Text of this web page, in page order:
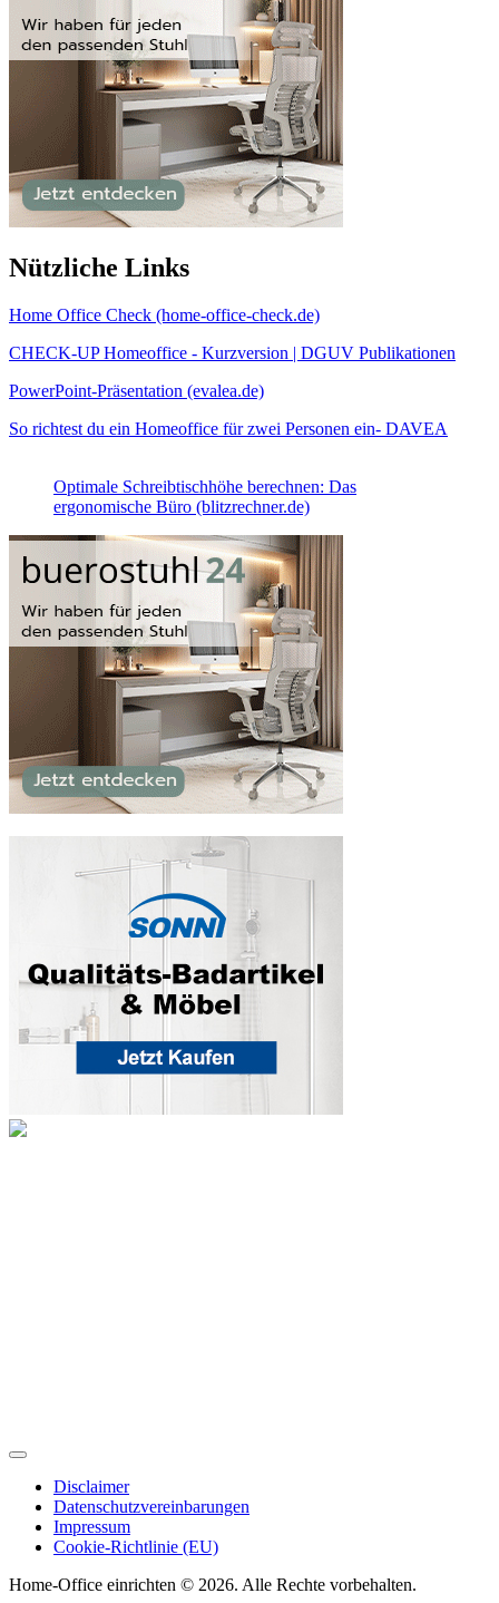
Nützliche Links
Home Office Check (home-office-check.de)
CHECK-UP Homeoffice - Kurzversion | DGUV Publikationen
PowerPoint-Präsentation (evalea.de)
So richtest du ein Homeoffice für zwei Personen ein- DAVEA
Optimale Schreibtischhöhe berechnen: Das
ergonomische Büro (blitzrechner.de)
Disclaimer
Datenschutzvereinbarungen
Impressum
Cookie-Richtlinie (EU)
Home-Office einrichten © 2026. Alle Rechte vorbehalten.